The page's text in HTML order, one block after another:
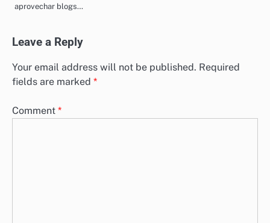
aprovechar blogs…
Leave a Reply
Your email address will not be published. Required
fields are marked *
Comment *